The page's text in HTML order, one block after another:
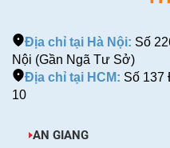
Địa chỉ tại Hà Nội: Số
Nội (Gần Ngã Tư Sở)
Địa chỉ tại HCM: Số 137
10
AN GIANG